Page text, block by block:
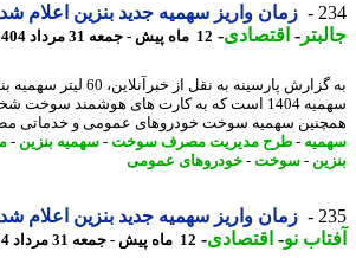
زمان واریز سهمیه جدید بنزین اعلام شد
-اقتصادی-12 ماه پیش - جمعه 31 مرداد 1404، 17:12
به گزارش پارسینه به نقل از
سهمیه 1404 است که به کارت های هوشمند سوخت
سهمیه سوخت خودروهای عمومی و خدماتی مطابق
-طرح مدیریت مصرف سوخت-سهمیه بنزین-
- سوخت-خودروهای عمومی
زمان واریز سهمیه جدید بنزین اعلام شد
نو- اقتصادی-12 ماه پیش - جمعه 31 مرداد 1404، 17:11